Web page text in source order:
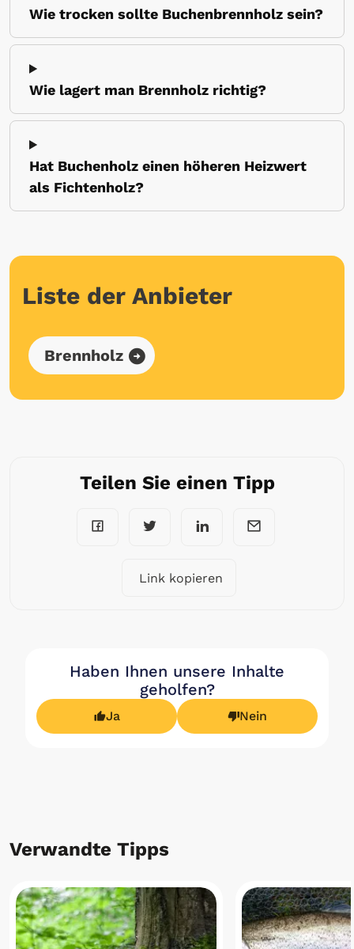
Wie trocken sollte Buchenbrennholz sein?
Wie lagert man Brennholz richtig?
Hat Buchenholz einen höheren Heizwert
als Fichtenholz?
Liste der Anbieter
Brennholz
Teilen Sie einen Tipp
Link kopieren
Haben Ihnen unsere Inhalte
geholfen?
Ja Nein
Verwandte Tipps